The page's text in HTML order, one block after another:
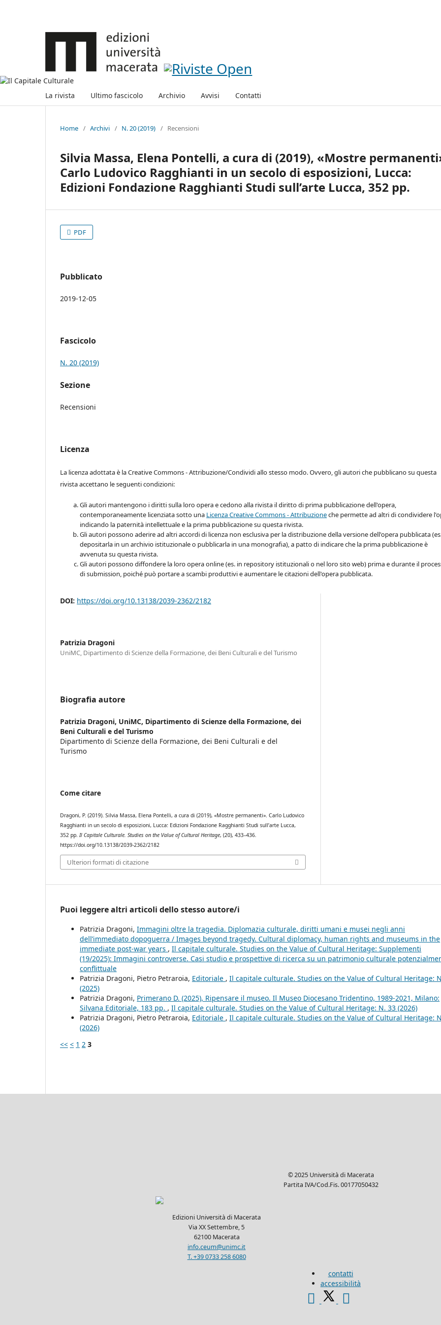
La rivista Ultimo fascicolo Archivio Avvisi Contatti
Home / Archivi / N. 20 (2019) / Recensioni
Silvia Massa, Elena Pontelli, a cura di (2019), «Mostre
Carlo Ludovico Ragghianti in un secolo di esposizioni, Lucca:
Edizioni Fondazione Ragghianti Studi sull’arte Lucca, 352 pp.
PDF
Pubblicato
2019-12-05
Fascicolo
N. 20 (2019)
Sezione
Recensioni
Licenza
La licenza adottata è la Creative Commons - Attribuzione/Condividi allo stesso modo. Ovvero, gli autori che pubblicano su questa
rivista accettano le seguenti condizioni:
Gli autori mantengono i diritti sulla loro opera e cedono alla rivista il diritto di prima pubblicazione dell'opera,
contemporaneamente licenziata sotto una Licenza Creative Commons - Attribuzioneche permette ad altri di condividere
indicando la paternità intellettuale e la prima pubblicazione su questa rivista.
Gli autori possono aderire ad altri accordi di licenza non esclusiva per la distribuzione della versione dell'opera pubblicata
depositarla in un archivio istituzionale o pubblicarla in una monografia), a patto di indicare che la prima pubblicazione è
avvenuta su questa rivista.
Gli autori possono diffondere la loro opera online (es. in repository istituzionali o nel loro sito web) prima e durante il
di submission, poiché può portare a scambi produttivi e aumentare le citazioni dell'opera pubblicata.
DOI: https://doi.org/10.13138/2039-2362/2182
Patrizia Dragoni
UniMC, Dipartimento di Scienze della Formazione, dei Beni Culturali e del Turismo
Biografia autore
Patrizia Dragoni, UniMC, Dipartimento di Scienze della Formazione, dei
Beni Culturali e del Turismo
Dipartimento di Scienze della Formazione, dei Beni Culturali e del
Turismo
Come citare
Dragoni, P. (2019). Silvia Massa, Elena Pontelli, a cura di (2019), «Mostre permanenti». Carlo Ludovico
Ragghianti in un secolo di esposizioni, Lucca: Edizioni Fondazione Ragghianti Studi sull’arte Lucca,
352 pp. Il Capitale Culturale. Studies on the Value of Cultural Heritage, (20), 433–436.
https://doi.org/10.13138/2039-2362/2182
Ulteriori formati di citazione
Puoi leggere altri articoli dello stesso autore/i
Patrizia Dragoni, Immagini oltre la tragedia. Diplomazia culturale, diritti umani e musei negli anni
dell’immediato dopoguerra / Images beyond tragedy. Cultural diplomacy, human rights and museums in the
immediate post-war years , Il capitale culturale. Studies on the Value of Cultural Heritage: Supplementi
(19/2025): Immagini controverse. Casi studio e prospettive di ricerca su un patrimonio culturale
conflittuale
Patrizia Dragoni, Pietro Petraroia, Editoriale , Il capitale culturale. Studies on the Value of Cultural Heritage:
(2025)
Patrizia Dragoni, Primerano D. (2025), Ripensare il museo. Il Museo Diocesano Tridentino, 1989-2021, Milano:
Silvana Editoriale, 183 pp. , Il capitale culturale. Studies on the Value of Cultural Heritage: N. 33 (2026)
Patrizia Dragoni, Pietro Petraroia, Editoriale , Il capitale culturale. Studies on the Value of Cultural Heritage:
(2026)
<< < 1 2 3
© 2025 Università di Macerata
Partita IVA/Cod.Fis. 00177050432
Edizioni Università di Macerata
Via XX Settembre, 5
62100 Macerata
info.ceum@unimc.it
T. +39 0733 258 6080
contatti
accessibilità